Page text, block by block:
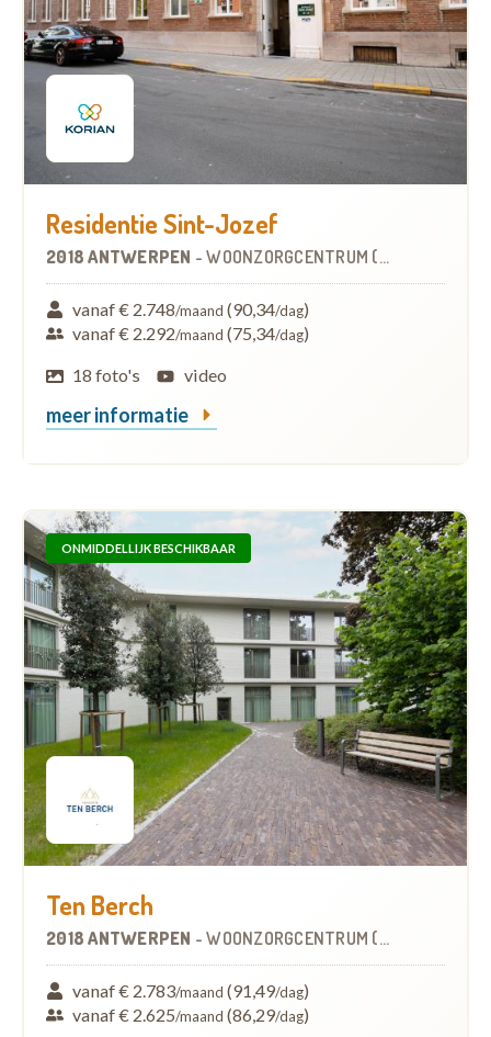
Residentie Sint-Jozef
2018 ANTWERPEN -WOONZORGCENTRUM (WZC)
vanaf € 2.748/maand (90,34/dag)
vanaf € 2.292/maand (75,34/dag)
18 foto's
video
meer informatie
ONMIDDELLIJK BESCHIKBAAR
Ten Berch
2018 ANTWERPEN -WOONZORGCENTRUM (WZC)
vanaf € 2.783/maand (91,49/dag)
vanaf € 2.625/maand (86,29/dag)